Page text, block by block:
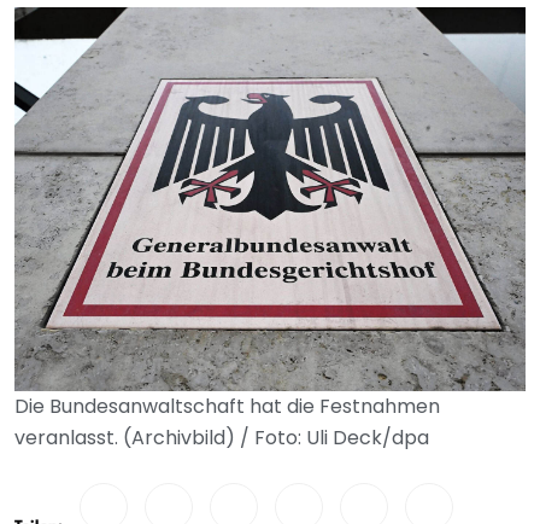
Die Bundesanwaltschaft hat die Festnahmen
veranlasst. (Archivbild) / Foto: Uli Deck/dpa